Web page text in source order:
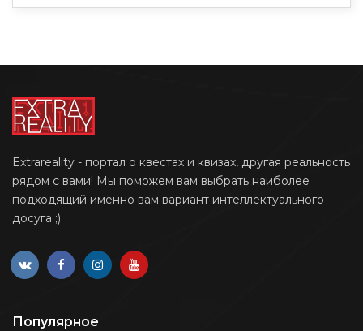
Extrareality - портал о квестах и квизах, другая реальность
рядом с вами! Мы поможем вам выбрать наиболее
подходящий именно вам вариант интеллектуального
досуга ;)
Популярное